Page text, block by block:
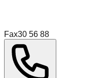
Fax30 56 88